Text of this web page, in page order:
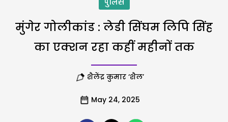
मुंगेर गोलीकांड : लेडी सिंघम लिपि सिंह
का एक्शन रहा कहीं महीनों तक
शैलेंद्र कुमार ‘शैल’
May 24, 2025